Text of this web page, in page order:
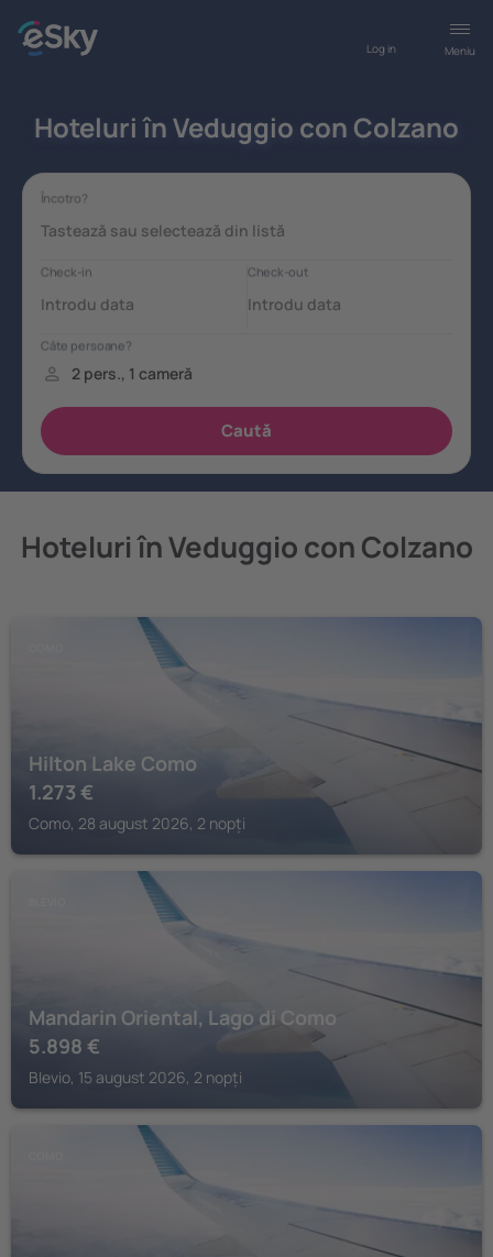
Meniu
Log in
Hoteluri în Veduggio con Colzano
Hoteluri în Veduggio con Colzano
Hilton Lake Como
1.273 €
Como, 28 august 2026, 2 nopți
Mandarin Oriental, Lago di Como
5.898 €
Blevio, 15 august 2026, 2 nopți